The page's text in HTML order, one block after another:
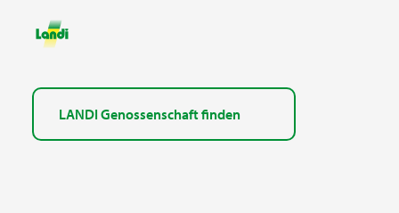
LANDI Genossenschaft finden